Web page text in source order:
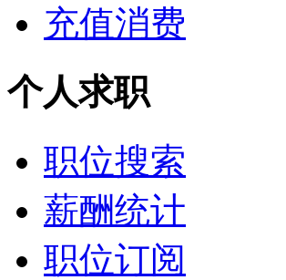
充值消费
个人求职
职位搜索
薪酬统计
职位订阅